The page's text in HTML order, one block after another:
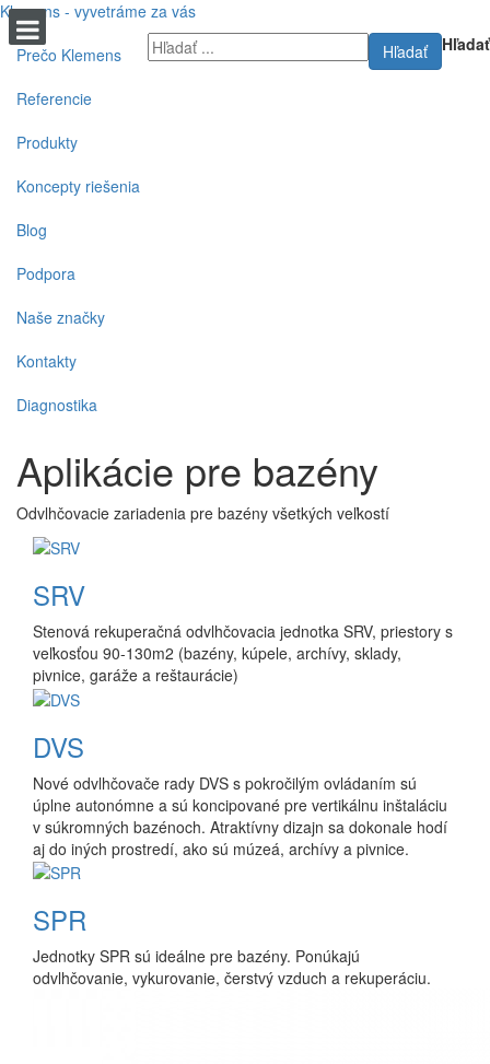
Klemens - vyvetráme za vás
Hľadať
Hľadať
Prečo Klemens
Referencie
Produkty
Koncepty riešenia
Blog
Podpora
Naše značky
Kontakty
Diagnostika
Aplikácie pre bazény
Odvlhčovacie zariadenia pre bazény všetkých veľkostí
SRV
Stenová rekuperačná odvlhčovacia jednotka SRV, priestory s
veľkosťou 90-130m2 (bazény, kúpele, archívy, sklady,
pivnice, garáže a reštaurácie)
DVS
Nové odvlhčovače rady DVS s pokročilým ovládaním sú
úplne autonómne a sú koncipované pre vertikálnu inštaláciu
v súkromných bazénoch. Atraktívny dizajn sa dokonale hodí
aj do iných prostredí, ako sú múzeá, archívy a pivnice.
SPR
Jednotky SPR sú ideálne pre bazény. Ponúkajú
odvlhčovanie, vykurovanie, čerstvý vzduch a rekuperáciu.